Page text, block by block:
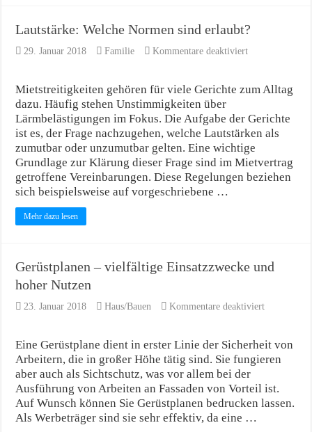
Lautstärke: Welche Normen sind erlaubt?
29. Januar 2018 Familie Kommentare deaktiviertfür
Normen
Mietstreitigkeiten gehören für viele Gerichte zum Alltag
dazu. Häufig stehen Unstimmigkeiten über
Lärmbelästigungen im Fokus. Die Aufgabe der Gerichte
ist es, der Frage nachzugehen, welche Lautstärken als
zumutbar oder unzumutbar gelten. Eine wichtige
Grundlage zur Klärung dieser Frage sind im Mietvertrag
getroffene Vereinbarungen. Diese Regelungen beziehen
sich beispielsweise auf vorgeschriebene …
Mehr dazu lesen
Gerüstplanen – vielfältige Einsatzzwecke und
hoher Nutzen
23. Januar 2018 Haus/Bauen Kommentare deaktiviertfür
vielfältige
und
Nutzen
Eine Gerüstplane dient in erster Linie der Sicherheit von
Arbeitern, die in großer Höhe tätig sind. Sie fungieren
aber auch als Sichtschutz, was vor allem bei der
Ausführung von Arbeiten an Fassaden von Vorteil ist.
Auf Wunsch können Sie Gerüstplanen bedrucken lassen.
Als Werbeträger sind sie sehr effektiv, da eine …